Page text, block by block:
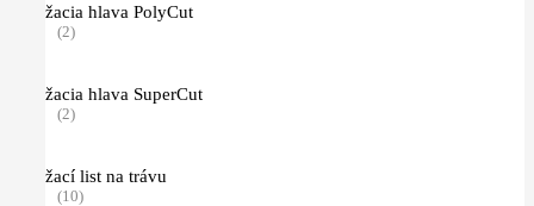
žacia hlava PolyCut
(2)
žacia hlava SuperCut
(2)
žací list na trávu
(10)